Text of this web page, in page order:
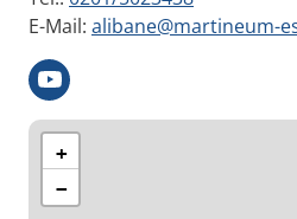
E-Mail: alibane@martineum-
+
−